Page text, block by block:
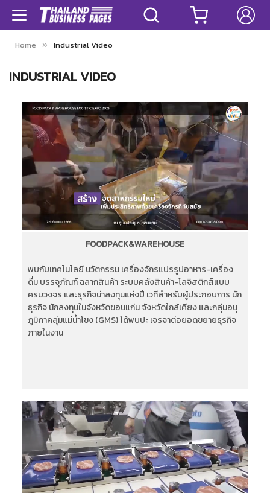
Home Industrial Video
INDUSTRIAL VIDEO
FOODPACK&WAREHOUSE
พบกับเทคโนโลยี นวัตกรรม เครื่องจักรแปรรูปอาหาร-เครื่อง
ดื่ม บรรจุภัณฑ์ ฉลากสินค้า ระบบคลังสินค้า-โลจิสติกส์แบบ
ครบวงจร และธุรกิจน่าลงทุนแห่งปี เวทีสำหรับผู้ประกอบการ นัก
ธุรกิจ นักลงทุนในจังหวัดขอนแก่น จังหวัดใกล้เคียง และกลุ่มอนุ
ภูมิภาคลุ่มแม่น้ำโขง (GMS) ได้พบปะ เจรจาต่อยอดขยายธุรกิจ
ภายในงาน